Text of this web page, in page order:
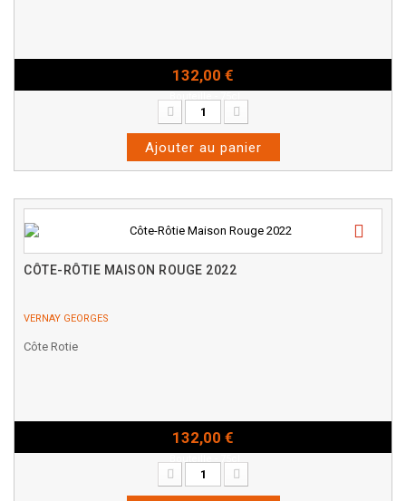
132,00 €
Ajouter au panier
CÔTE-RÔTIE MAISON ROUGE 2022
VERNAY GEORGES
Côte Rotie
132,00 €